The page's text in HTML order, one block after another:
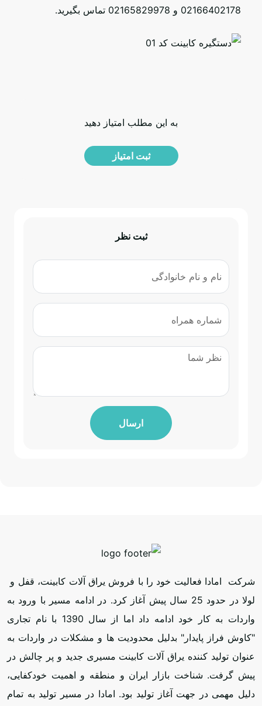
02166402178 و 02165829978 تماس بگیرید.
به این مطلب امتیاز دهید
ثبت امتیاز
ثبت نظر
ارسال
شرکت امادا فعالیت خود را با فروش یراق آلات کابینت، قفل و
لولا در حدود 25 سال پیش آغاز کرد. در ادامه مسیر با ورود به
واردات به کار خود ادامه داد اما از سال 1390 با نام تجاری
"کاوش فراز پایدار" بدلیل محدودیت ها و مشکلات در واردات به
عنوان تولید کننده یراق آلات کابینت مسیری جدید و پر چالش در
پیش گرفت. شناخت بازار ایران و منطقه و اهمیت خودکفایی،
دلیل مهمی در جهت آغاز تولید بود. امادا در مسیر تولید به تمام